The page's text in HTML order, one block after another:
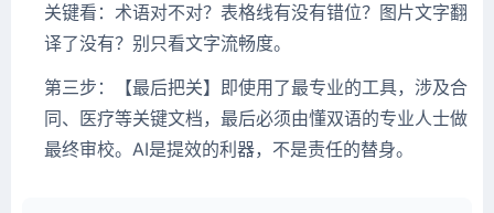
关键看：术语对不对？表格线有没有错位？图片文字翻
译了没有？别只看文字流畅度。
第三步：【最后把关】即使用了最专业的工具，涉及合
同、医疗等关键文档，最后必须由懂双语的专业人士做
最终审校。AI是提效的利器，不是责任的替身。